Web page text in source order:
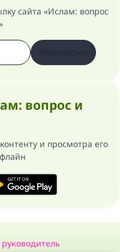
сайта «Ислам: вопрос
вопрос и
и просмотра его